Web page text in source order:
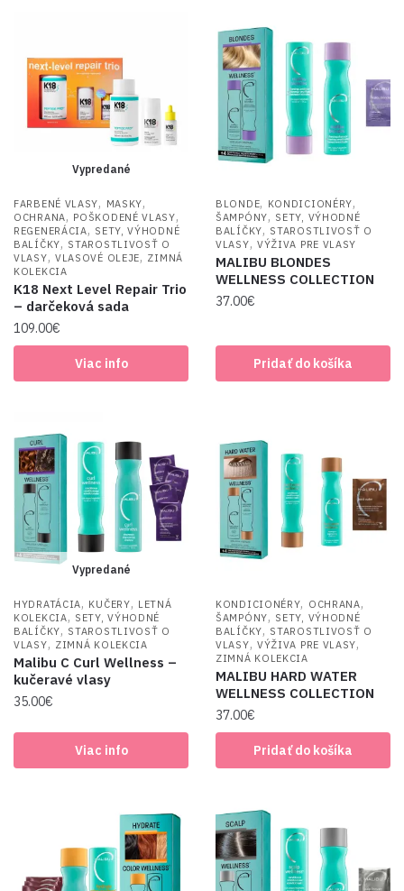
Vypredané
FARBENÉ VLASY, MASKY,
OCHRANA, POŠKODENÉ VLASY,
REGENERÁCIA, SETY, VÝHODNÉ
BALÍČKY, STAROSTLIVOSŤ O
VLASY, VLASOVÉ OLEJE, ZIMNÁ
KOLEKCIA
K18 Next Level Repair Trio
– darčeková sada
109.00€
Viac info
BLONDE, KONDICIONÉRY,
ŠAMPÓNY, SETY, VÝHODNÉ
BALÍČKY, STAROSTLIVOSŤ O
VLASY, VÝŽIVA PRE VLASY
MALIBU BLONDES
WELLNESS COLLECTION
37.00€
Pridať do košíka
Vypredané
HYDRATÁCIA, KUČERY, LETNÁ
KOLEKCIA, SETY, VÝHODNÉ
BALÍČKY, STAROSTLIVOSŤ O
VLASY, ZIMNÁ KOLEKCIA
Malibu C Curl Wellness –
kučeravé vlasy
35.00€
Viac info
KONDICIONÉRY, OCHRANA,
ŠAMPÓNY, SETY, VÝHODNÉ
BALÍČKY, STAROSTLIVOSŤ O
VLASY, VÝŽIVA PRE VLASY,
ZIMNÁ KOLEKCIA
MALIBU HARD WATER
WELLNESS COLLECTION
37.00€
Pridať do košíka